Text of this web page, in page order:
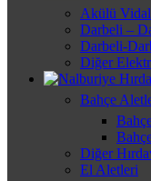
Akülü
Darbeli –
Darbeli-
Diğer
Bahçe
Diğer
El Aletleri